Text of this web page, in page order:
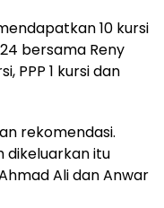
10 kursi
bersama Reny
PPP 1 kursi dan
rekomendasi.
dikeluarkan itu
Ali dan Anwar